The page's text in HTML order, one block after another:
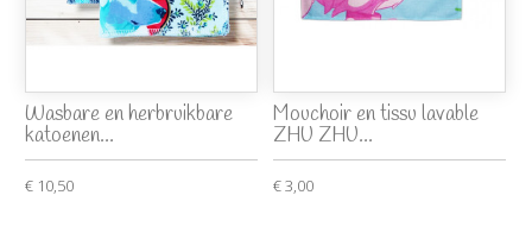
Wasbare en herbruikbare
katoenen...
€ 10,50
Mouchoir en tissu lavable
ZHU ZHU...
€ 3,00